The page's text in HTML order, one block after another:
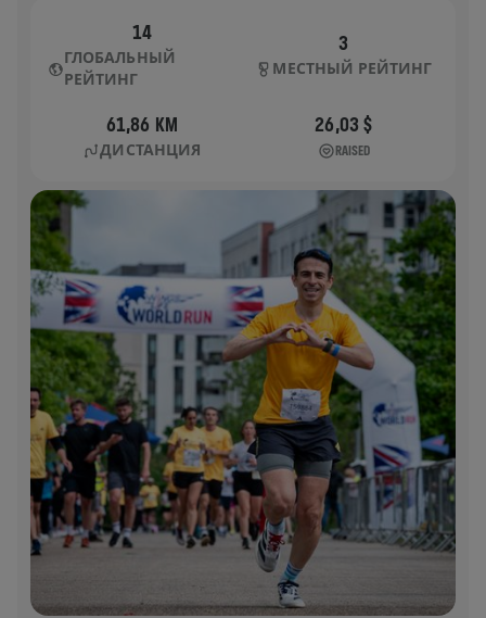
14
ГЛОБАЛЬНЫЙ
РЕЙТИНГ
3
МЕСТНЫЙ РЕЙТИНГ
61,86 KM
ДИСТАНЦИЯ
26,03 $
RAISED